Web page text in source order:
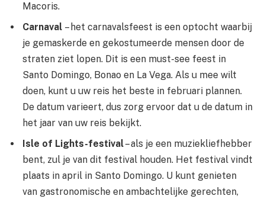
Macoris.
Carnaval – het carnavalsfeest is een optocht waarbij
je gemaskerde en gekostumeerde mensen door de
straten ziet lopen. Dit is een must-see feest in
Santo Domingo, Bonao en La Vega. Als u mee wilt
doen, kunt u uw reis het beste in februari plannen.
De datum varieert, dus zorg ervoor dat u de datum in
het jaar van uw reis bekijkt.
Isle of Lights-festival– als je een muziekliefhebber
bent, zul je van dit festival houden. Het festival vindt
plaats in april in Santo Domingo. U kunt genieten
van gastronomische en ambachtelijke gerechten,